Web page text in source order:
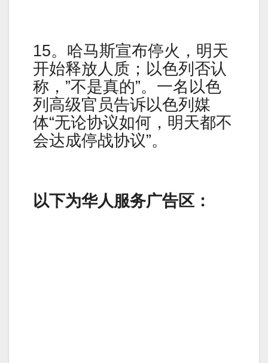
15。哈马斯宣布停火，明天
开始释放人质；以色列否认
称，”不是真的”。一名以色
列高级官员告诉以色列媒
体“无论协议如何，明天都不
会达成停战协议”。
以下为华人服务广告区：